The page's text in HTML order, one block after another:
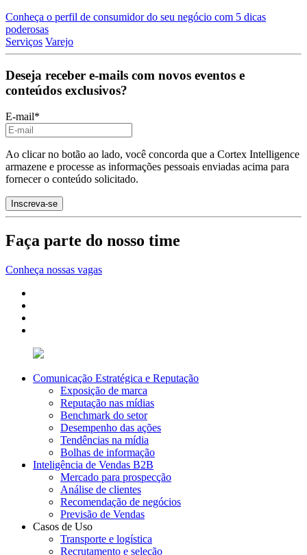
Conheça o perfil de consumidor do seu negócio com 5 dicas
poderosas
Serviços Varejo
Deseja receber e-mails com novos eventos e
conteúdos exclusivos?
E-mail*
Ao clicar no botão ao lado, você concorda que a Cortex Intelligence
armazene e processe as informações pessoais enviadas acima para
fornecer o conteúdo solicitado.
Faça parte do nosso time
Conheça nossas vagas
Comunicação Estratégica e Reputação
Exposição de marca
Reputação nas mídias
Benchmark do setor
Desempenho das ações
Tendências na mídia
Bolhas de informação
Inteligência de Vendas B2B
Mercado para prospecção
Análise de clientes
Recomendação de negócios
Previsão de Vendas
Casos de Uso
Transporte e logística
Recrutamento e seleção